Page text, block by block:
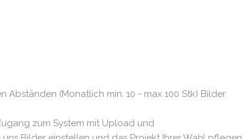
(Monatlich min. 10 - max 100 Stk) Bilder
zum System mit Upload und